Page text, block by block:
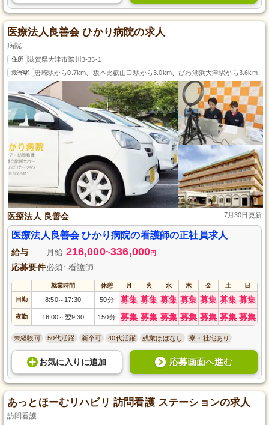
医療法人良善会 ひかり病院の求人
病院
住所 滋賀県大津市際川3-35-1
最寄駅 唐崎駅から0.7km、坂本比叡山口駅から3.0km、びわ湖浜大津駅から3.6km
医療法人 良善会 7月30日更新
医療法人良善会 ひかり病院の看護師の正社員求人
給与 月給 216,000~336,000円
応募要件必須: 看護師
就業時間 休憩 月 火 水 木 金 土 日
日勤 8:50～ 17:30 50分 募集 募集 募集 募集 募集 募集 募集
夜勤 16:00～ 翌9:30 150分 募集 募集 募集 募集 募集 募集 募集
未経験可 50代活躍 新卒可 40代活躍 残業ほぼなし 寮・社宅あり
お気に入り に追加 応募画面へ進む
あっとほーむリハビリ 訪問看護 ステーションの求人
訪問看護